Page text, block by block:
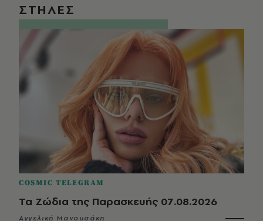
ΣΤΗΛΕΣ
COSMIC TELEGRAM
Τα Ζώδια της Παρασκευής 07.08.2026
Αγγελική Μανουσάκη